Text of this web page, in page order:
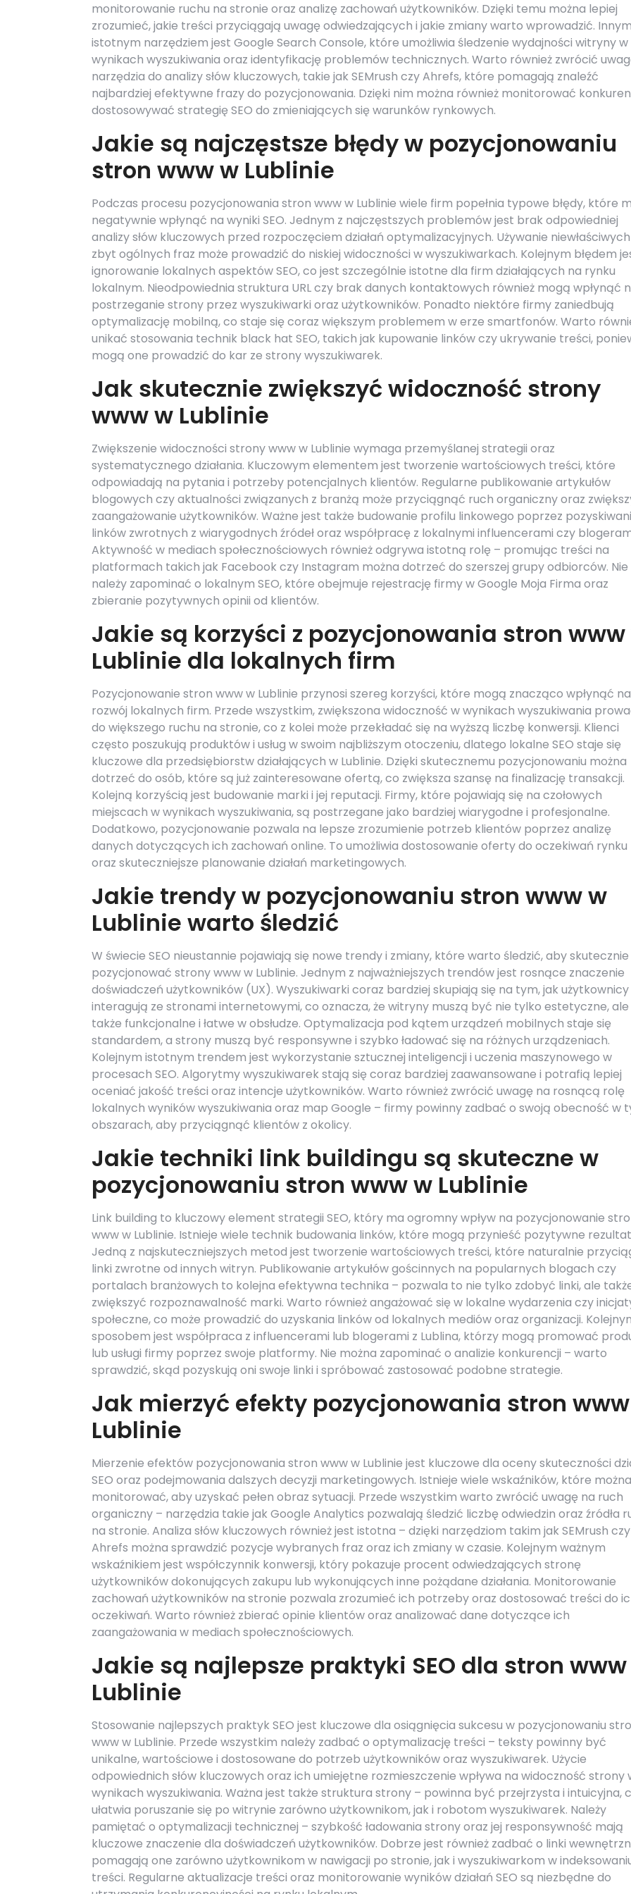
monitorowanie ruchu na stronie oraz analizę zachowań użytkowników. Dzięki temu można lepiej
zrozumieć, jakie treści przyciągają uwagę odwiedzających i jakie zmiany warto wprowadzić. Innym
istotnym narzędziem jest Google Search Console, które umożliwia śledzenie wydajności witryny w
wynikach wyszukiwania oraz identyfikację problemów technicznych. Warto również zwrócić
narzędzia do analizy słów kluczowych, takie jak SEMrush czy Ahrefs, które pomagają znaleźć
najbardziej efektywne frazy do pozycjonowania. Dzięki nim można również monitorować
dostosowywać strategię SEO do zmieniających się warunków rynkowych.
Jakie są najczęstsze błędy w pozycjonowaniu
stron www w Lublinie
Podczas procesu pozycjonowania stron www w Lublinie wiele firm popełnia typowe błędy, które
negatywnie wpłynąć na wyniki SEO. Jednym z najczęstszych problemów jest brak odpowiedniej
analizy słów kluczowych przed rozpoczęciem działań optymalizacyjnych. Używanie
zbyt ogólnych fraz może prowadzić do niskiej widoczności w wyszukiwarkach. Kolejnym błędem
ignorowanie lokalnych aspektów SEO, co jest szczególnie istotne dla firm działających na rynku
lokalnym. Nieodpowiednia struktura URL czy brak danych kontaktowych również mogą wpłynąć
postrzeganie strony przez wyszukiwarki oraz użytkowników. Ponadto niektóre firmy zaniedbują
optymalizację mobilną, co staje się coraz większym problemem w erze smartfonów. Warto
unikać stosowania technik black hat SEO, takich jak kupowanie linków czy ukrywanie treści,
mogą one prowadzić do kar ze strony wyszukiwarek.
Jak skutecznie zwiększyć widoczność strony
www w Lublinie
Zwiększenie widoczności strony www w Lublinie wymaga przemyślanej strategii oraz
systematycznego działania. Kluczowym elementem jest tworzenie wartościowych treści, które
odpowiadają na pytania i potrzeby potencjalnych klientów. Regularne publikowanie artykułów
blogowych czy aktualności związanych z branżą może przyciągnąć ruch organiczny oraz
zaangażowanie użytkowników. Ważne jest także budowanie profilu linkowego poprzez
linków zwrotnych z wiarygodnych źródeł oraz współpracę z lokalnymi influencerami czy
Aktywność w mediach społecznościowych również odgrywa istotną rolę – promując treści na
platformach takich jak Facebook czy Instagram można dotrzeć do szerszej grupy odbiorców. Nie
należy zapominać o lokalnym SEO, które obejmuje rejestrację firmy w Google Moja Firma oraz
zbieranie pozytywnych opinii od klientów.
Jakie są korzyści z pozycjonowania stron www
Lublinie dla lokalnych firm
Pozycjonowanie stron www w Lublinie przynosi szereg korzyści, które mogą znacząco wpłynąć na
rozwój lokalnych firm. Przede wszystkim, zwiększona widoczność w wynikach wyszukiwania
do większego ruchu na stronie, co z kolei może przekładać się na wyższą liczbę konwersji. Klienci
często poszukują produktów i usług w swoim najbliższym otoczeniu, dlatego lokalne SEO staje się
kluczowe dla przedsiębiorstw działających w Lublinie. Dzięki skutecznemu pozycjonowaniu można
dotrzeć do osób, które są już zainteresowane ofertą, co zwiększa szansę na finalizację transakcji.
Kolejną korzyścią jest budowanie marki i jej reputacji. Firmy, które pojawiają się na czołowych
miejscach w wynikach wyszukiwania, są postrzegane jako bardziej wiarygodne i profesjonalne.
Dodatkowo, pozycjonowanie pozwala na lepsze zrozumienie potrzeb klientów poprzez analizę
danych dotyczących ich zachowań online. To umożliwia dostosowanie oferty do oczekiwań rynku
oraz skuteczniejsze planowanie działań marketingowych.
Jakie trendy w pozycjonowaniu stron www w
Lublinie warto śledzić
W świecie SEO nieustannie pojawiają się nowe trendy i zmiany, które warto śledzić, aby skutecznie
pozycjonować strony www w Lublinie. Jednym z najważniejszych trendów jest rosnące znaczenie
doświadczeń użytkowników (UX). Wyszukiwarki coraz bardziej skupiają się na tym, jak użytkownicy
interagują ze stronami internetowymi, co oznacza, że witryny muszą być nie tylko estetyczne, ale
także funkcjonalne i łatwe w obsłudze. Optymalizacja pod kątem urządzeń mobilnych staje się
standardem, a strony muszą być responsywne i szybko ładować się na różnych urządzeniach.
Kolejnym istotnym trendem jest wykorzystanie sztucznej inteligencji i uczenia maszynowego w
procesach SEO. Algorytmy wyszukiwarek stają się coraz bardziej zaawansowane i potrafią lepiej
oceniać jakość treści oraz intencje użytkowników. Warto również zwrócić uwagę na rosnącą rolę
lokalnych wyników wyszukiwania oraz map Google – firmy powinny zadbać o swoją obecność w
obszarach, aby przyciągnąć klientów z okolicy.
Jakie techniki link buildingu są skuteczne w
pozycjonowaniu stron www w Lublinie
Link building to kluczowy element strategii SEO, który ma ogromny wpływ na pozycjonowanie
www w Lublinie. Istnieje wiele technik budowania linków, które mogą przynieść pozytywne
Jedną z najskuteczniejszych metod jest tworzenie wartościowych treści, które naturalnie
linki zwrotne od innych witryn. Publikowanie artykułów gościnnych na popularnych blogach czy
portalach branżowych to kolejna efektywna technika – pozwala to nie tylko zdobyć linki, ale
zwiększyć rozpoznawalność marki. Warto również angażować się w lokalne wydarzenia czy
społeczne, co może prowadzić do uzyskania linków od lokalnych mediów oraz organizacji.
sposobem jest współpraca z influencerami lub blogerami z Lublina, którzy mogą promować
lub usługi firmy poprzez swoje platformy. Nie można zapominać o analizie konkurencji – warto
sprawdzić, skąd pozyskują oni swoje linki i spróbować zastosować podobne strategie.
Jak mierzyć efekty pozycjonowania stron
Lublinie
Mierzenie efektów pozycjonowania stron www w Lublinie jest kluczowe dla oceny skuteczności
SEO oraz podejmowania dalszych decyzji marketingowych. Istnieje wiele wskaźników, które można
monitorować, aby uzyskać pełen obraz sytuacji. Przede wszystkim warto zwrócić uwagę na ruch
organiczny – narzędzia takie jak Google Analytics pozwalają śledzić liczbę odwiedzin oraz źródła
na stronie. Analiza słów kluczowych również jest istotna – dzięki narzędziom takim jak SEMrush czy
Ahrefs można sprawdzić pozycje wybranych fraz oraz ich zmiany w czasie. Kolejnym ważnym
wskaźnikiem jest współczynnik konwersji, który pokazuje procent odwiedzających stronę
użytkowników dokonujących zakupu lub wykonujących inne pożądane działania. Monitorowanie
zachowań użytkowników na stronie pozwala zrozumieć ich potrzeby oraz dostosować treści do
oczekiwań. Warto również zbierać opinie klientów oraz analizować dane dotyczące ich
zaangażowania w mediach społecznościowych.
Jakie są najlepsze praktyki SEO dla stron
Lublinie
Stosowanie najlepszych praktyk SEO jest kluczowe dla osiągnięcia sukcesu w pozycjonowaniu
www w Lublinie. Przede wszystkim należy zadbać o optymalizację treści – teksty powinny być
unikalne, wartościowe i dostosowane do potrzeb użytkowników oraz wyszukiwarek. Użycie
odpowiednich słów kluczowych oraz ich umiejętne rozmieszczenie wpływa na widoczność strony
wynikach wyszukiwania. Ważna jest także struktura strony – powinna być przejrzysta i intuicyjna,
ułatwia poruszanie się po witrynie zarówno użytkownikom, jak i robotom wyszukiwarek. Należy
pamiętać o optymalizacji technicznej – szybkość ładowania strony oraz jej responsywność mają
kluczowe znaczenie dla doświadczeń użytkowników. Dobrze jest również zadbać o linki
pomagają one zarówno użytkownikom w nawigacji po stronie, jak i wyszukiwarkom w
treści. Regularne aktualizacje treści oraz monitorowanie wyników działań SEO są niezbędne do